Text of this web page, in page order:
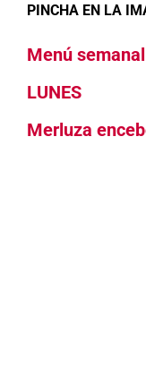
PINCHA EN LA
Menú
LUNES
Merluza